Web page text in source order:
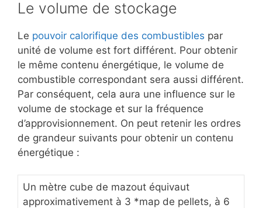
Le volume de stockage
Le pouvoir calorifique des combustibles par
unité de volume est fort différent. Pour obtenir
le même contenu énergétique, le volume de
combustible correspondant sera aussi différent.
Par conséquent, cela aura une influence sur le
volume de stockage et sur la fréquence
d’approvisionnement. On peut retenir les ordres
de grandeur suivants pour obtenir un contenu
énergétique :
Un mètre cube de mazout équivaut
approximativement à 3 *map de pellets, à 6